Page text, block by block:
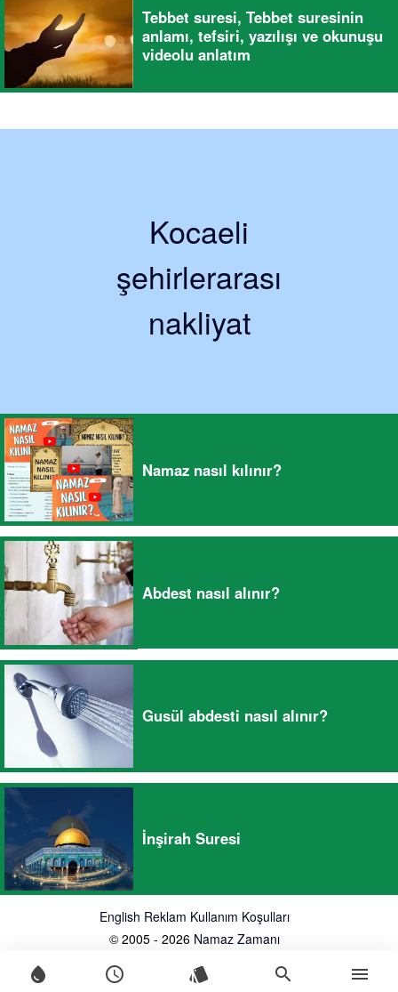
water_drop schedule style search menu
Tebbet suresi, Tebbet suresinin
anlamı, tefsiri, yazılışı ve okunuşu
videolu anlatım
Kocaeli
şehirlerarası
nakliyat
Namaz nasıl kılınır?
Abdest nasıl alınır?
Gusül abdesti nasıl alınır?
İnşirah Suresi
English Reklam Kullanım Koşulları
© 2005 - 2026 Namaz Zamanı